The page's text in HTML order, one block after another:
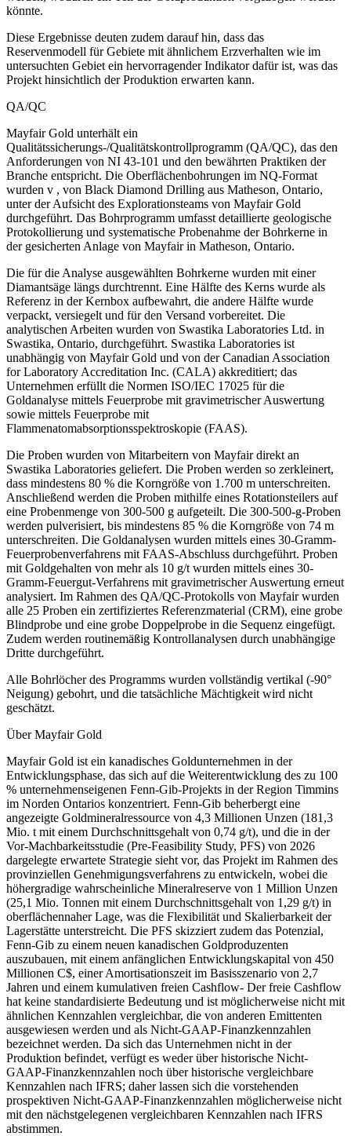
könnte.
Diese Ergebnisse deuten zudem darauf hin, dass das
Reservenmodell für Gebiete mit ähnlichem Erzverhalten wie im
untersuchten Gebiet ein hervorragender Indikator dafür ist, was das
Projekt hinsichtlich der Produktion erwarten kann.
QA/QC
Mayfair Gold unterhält ein
Qualitätssicherungs-/Qualitätskontrollprogramm (QA/QC), das den
Anforderungen von NI 43-101 und den bewährten Praktiken der
Branche entspricht. Die Oberflächenbohrungen im NQ-Format
wurden v , von Black Diamond Drilling aus Matheson, Ontario,
unter der Aufsicht des Explorationsteams von Mayfair Gold
durchgeführt. Das Bohrprogramm umfasst detaillierte geologische
Protokollierung und systematische Probenahme der Bohrkerne in
der gesicherten Anlage von Mayfair in Matheson, Ontario.
Die für die Analyse ausgewählten Bohrkerne wurden mit einer
Diamantsäge längs durchtrennt. Eine Hälfte des Kerns wurde als
Referenz in der Kernbox aufbewahrt, die andere Hälfte wurde
verpackt, versiegelt und für den Versand vorbereitet. Die
analytischen Arbeiten wurden von Swastika Laboratories Ltd. in
Swastika, Ontario, durchgeführt. Swastika Laboratories ist
unabhängig von Mayfair Gold und von der Canadian Association
for Laboratory Accreditation Inc. (CALA) akkreditiert; das
Unternehmen erfüllt die Normen ISO/IEC 17025 für die
Goldanalyse mittels Feuerprobe mit gravimetrischer Auswertung
sowie mittels Feuerprobe mit
Flammenatomabsorptionsspektroskopie (FAAS).
Die Proben wurden von Mitarbeitern von Mayfair direkt an
Swastika Laboratories geliefert. Die Proben werden so zerkleinert,
dass mindestens 80 % die Korngröße von 1.700 m unterschreiten.
Anschließend werden die Proben mithilfe eines Rotationsteilers auf
eine Probenmenge von 300-500 g aufgeteilt. Die 300-500-g-Proben
werden pulverisiert, bis mindestens 85 % die Korngröße von 74 m
unterschreiten. Die Goldanalysen wurden mittels eines 30-Gramm-
Feuerprobenverfahrens mit FAAS-Abschluss durchgeführt. Proben
mit Goldgehalten von mehr als 10 g/t wurden mittels eines 30-
Gramm-Feuergut-Verfahrens mit gravimetrischer Auswertung erneut
analysiert. Im Rahmen des QA/QC-Protokolls von Mayfair wurden
alle 25 Proben ein zertifiziertes Referenzmaterial (CRM), eine grobe
Blindprobe und eine grobe Doppelprobe in die Sequenz eingefügt.
Zudem werden routinemäßig Kontrollanalysen durch unabhängige
Dritte durchgeführt.
Alle Bohrlöcher des Programms wurden vollständig vertikal (-90°
Neigung) gebohrt, und die tatsächliche Mächtigkeit wird nicht
geschätzt.
Über Mayfair Gold
Mayfair Gold ist ein kanadisches Goldunternehmen in der
Entwicklungsphase, das sich auf die Weiterentwicklung des zu 100
% unternehmenseigenen Fenn-Gib-Projekts in der Region Timmins
im Norden Ontarios konzentriert. Fenn-Gib beherbergt eine
angezeigte Goldmineralressource von 4,3 Millionen Unzen (181,3
Mio. t mit einem Durchschnittsgehalt von 0,74 g/t), und die in der
Vor-Machbarkeitsstudie (Pre-Feasibility Study, PFS) von 2026
dargelegte erwartete Strategie sieht vor, das Projekt im Rahmen des
provinziellen Genehmigungsverfahrens zu entwickeln, wobei die
höhergradige wahrscheinliche Mineralreserve von 1 Million Unzen
(25,1 Mio. Tonnen mit einem Durchschnittsgehalt von 1,29 g/t) in
oberflächennaher Lage, was die Flexibilität und Skalierbarkeit der
Lagerstätte unterstreicht. Die PFS skizziert zudem das Potenzial,
Fenn-Gib zu einem neuen kanadischen Goldproduzenten
auszubauen, mit einem anfänglichen Entwicklungskapital von 450
Millionen C$, einer Amortisationszeit im Basisszenario von 2,7
Jahren und einem kumulativen freien Cashflow- Der freie Cashflow
hat keine standardisierte Bedeutung und ist möglicherweise nicht mit
ähnlichen Kennzahlen vergleichbar, die von anderen Emittenten
ausgewiesen werden und als Nicht-GAAP-Finanzkennzahlen
bezeichnet werden. Da sich das Unternehmen nicht in der
Produktion befindet, verfügt es weder über historische Nicht-
GAAP-Finanzkennzahlen noch über historische vergleichbare
Kennzahlen nach IFRS; daher lassen sich die vorstehenden
prospektiven Nicht-GAAP-Finanzkennzahlen möglicherweise nicht
mit den nächstgelegenen vergleichbaren Kennzahlen nach IFRS
abstimmen.